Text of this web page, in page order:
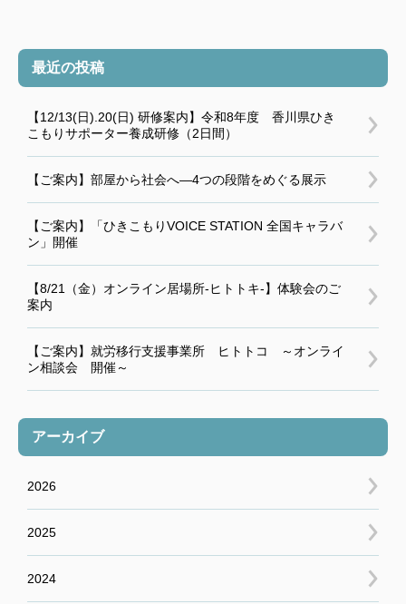
最近の投稿
【12/13(日).20(日) 研修案内】令和8年度 香川県ひき
こもりサポーター養成研修（2日間）
【ご案内】部屋から社会へ―4つの段階をめぐる展示
【ご案内】「ひきこもりVOICE STATION 全国キャラバ
ン」開催
【8/21（金）オンライン居場所-ヒトトキ-】体験会のご
案内
【ご案内】就労移行支援事業所 ヒトトコ ～オンライ
ン相談会 開催～
アーカイブ
2026
2025
2024